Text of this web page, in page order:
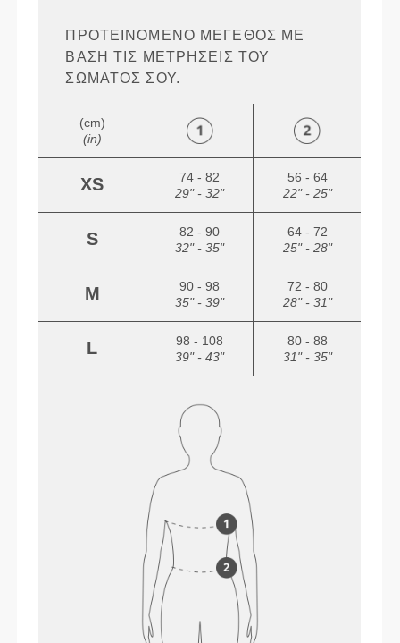
ΠΡΟΤΕΙΝΌΜΕΝΟ ΜΈΓΕΘΟΣ ΜΕ
ΒΆΣΗ ΤΙΣ ΜΕΤΡΉΣΕΙΣ ΤΟΥ
ΣΏΜΑΤΌΣ ΣΟΥ.
(cm)
(in)
XS
74 - 82
29" - 32"
56 - 64
22" - 25"
S
82 - 90
32" - 35"
64 - 72
25" - 28"
M
90 - 98
35" - 39"
72 - 80
28" - 31"
L
98 - 108
39" - 43"
80 - 88
31" - 35"